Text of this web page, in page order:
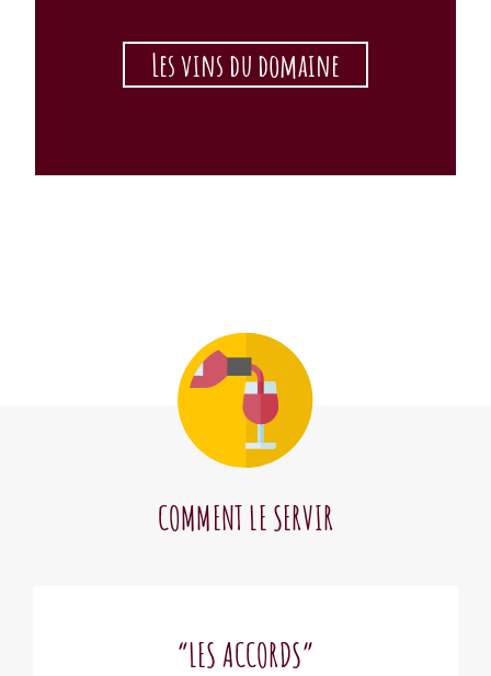
Les vins du domaine
COMMENT LE SERVIR
“LES ACCORDS”